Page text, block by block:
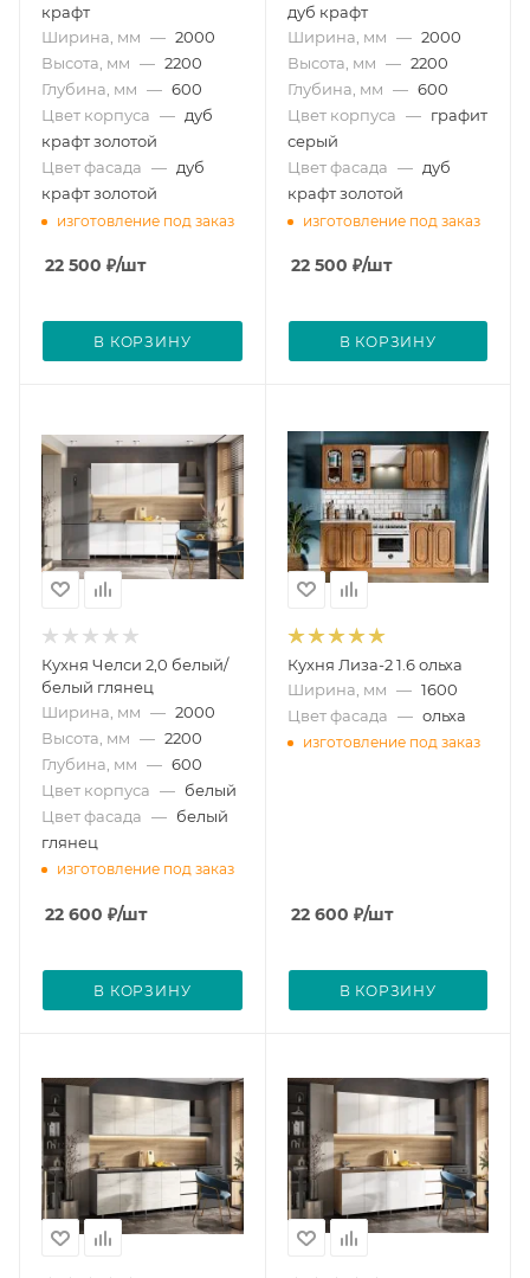
крафт
Ширина, мм — 2000
Высота, мм — 2200
Глубина, мм — 600
Цвет корпуса — дуб
крафт золотой
Цвет фасада — дуб
крафт золотой
изготовление под заказ
22 500 ₽/шт
В КОРЗИНУ
дуб крафт
Ширина, мм — 2000
Высота, мм — 2200
Глубина, мм — 600
Цвет корпуса — графит
серый
Цвет фасада — дуб
крафт золотой
изготовление под заказ
22 500 ₽/шт
В КОРЗИНУ
Кухня Челси 2,0 белый/
белый глянец
Ширина, мм — 2000
Высота, мм — 2200
Глубина, мм — 600
Цвет корпуса — белый
Цвет фасада — белый
глянец
изготовление под заказ
22 600 ₽/шт
В КОРЗИНУ
Кухня Лиза-2 1.6 ольха
Ширина, мм — 1600
Цвет фасада — ольха
изготовление под заказ
22 600 ₽/шт
В КОРЗИНУ